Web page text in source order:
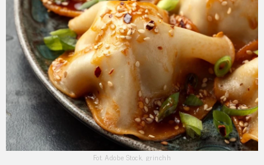
Fot. Adobe Stock, grinchh